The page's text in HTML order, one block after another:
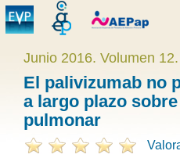
Junio 2016. Volumen
El palivizumab no
a largo plazo
pulmonar